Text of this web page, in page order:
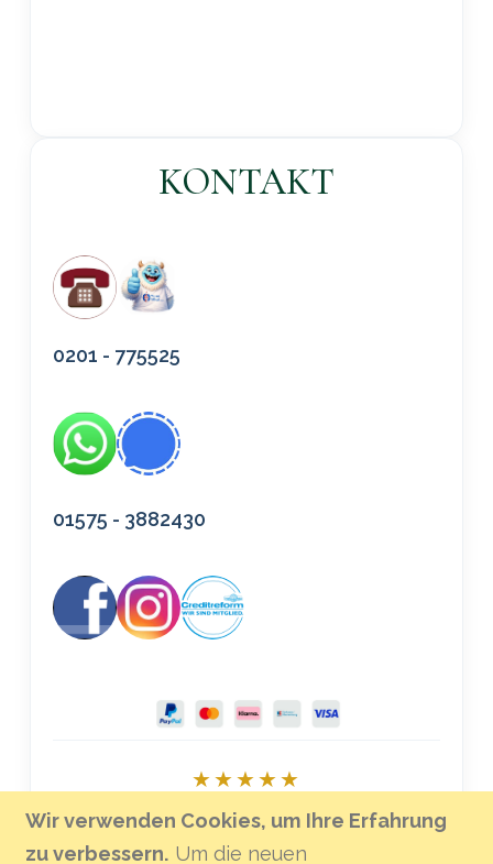
Wir verwenden Cookies, um Ihre Erfahrung
zu verbessern. Um die neuen
KONTAKT
0201 - 775525
01575 - 3882430
★★★★★
Bei Google bewerten